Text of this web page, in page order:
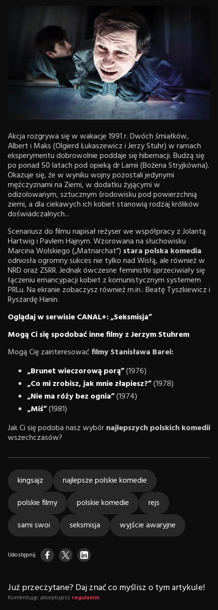
Akcja rozgrywa się w wakacje 1991 r. Dwóch śmiałków,
Albert i Maks (Olgierd Łukaszewicz i Jerzy Stuhr) w ramach
eksperymentu dobrowolnie poddaje się hibernacji. Budzą się
po ponad 50 latach pod opieką dr Lamii (Bożena Stryjkówna).
Okazuje się, że w wyniku wojny pozostali jedynymi
mężczyznami na Ziemi, w dodatku żyjącymi w
odizolowanym, sztucznym środowisku pod powierzchnią
ziemi, a dla ciekawych ich kobiet stanowią rodzaj królików
doświadczalnych...
Scenariusz do filmu napisał reżyser we współpracy z Jolantą
Hartwig i Pavlem Hajnym. Wzorowana na słuchowisku
Marcina Wolskiego („Matriarchat”) stara polska komedia
odniosła ogromny sukces nie tylko nad Wisłą, ale również w
NRD oraz ZSRR. Jednak ówczesne feministki sprzeciwiały się
łączeniu emancypacji kobiet z komunistycznym systemem
PRLu. Na ekranie zobaczysz również m.in.: Beatę Tyszkiewicz i
Ryszardę Hanin.
Oglądaj w serwisie CANAL+: „Seksmisja”
Mogą Ci się spodobać inne filmy z Jerzym Stuhrem
Mogą Cię zainteresowaćfilmy Stanisława Barei:
„Brunet wieczorową porą”(1976)
„Co mi zrobisz, jak mnie złapiesz?”(1978)
„Nie ma róży bez ognia”(1974)
„Miś”(1981)
Jak Ci się podoba nasz wybórnajlepszych polskich komedii
wszechczasów?
kingsajz
najlepsze polskie komedie
polskie filmy
polskie komedie
rejs
sami swoi
seksmisja wyjście awaryjne
Udostępnij
Już przeczytane? Daj znać co myślisz o tym artykule!
Komentując akceptujesz regulamin.